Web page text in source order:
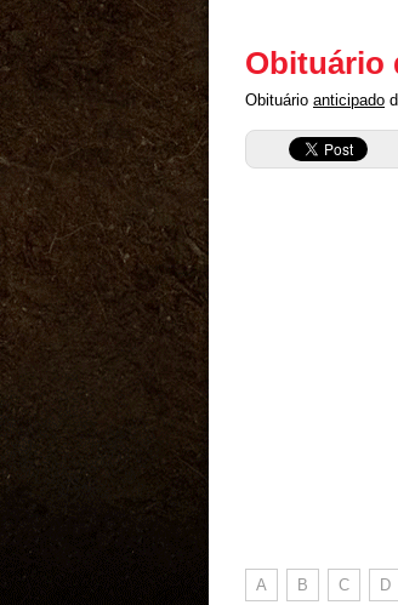
Obituário
Obituário anticipado
A B C D